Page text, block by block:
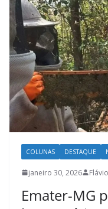
COLUNAS DESTAQUE
janeiro 30, 2026
Emater-MG